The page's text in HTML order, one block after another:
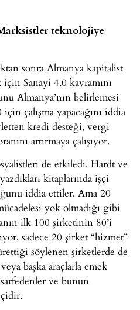
teknolojiye
sonra Almanya kapitalist
Sanayi 4.0 kavramını
Almanya’nın belirlemesi
çalışma yapacağını iddia
kredi desteği, vergi
artırmaya çalışıyor.
de etkiledi. Hardt ve
kitaplarında işçi
iddia ettiler. Ama 20
yok olmadığı gibi
ilk 100 şirketinin 80’i
sadece 20 şirket “hizmet”
söylenen şirketlerde de
başka araçlarla emek
ve bunun